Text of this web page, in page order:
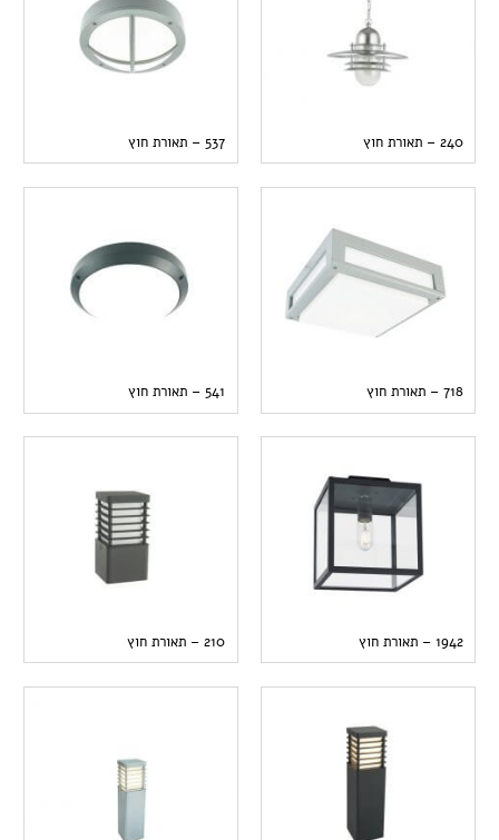
240 – תאורת חוץ 537 – תאורת חוץ
718 – תאורת חוץ 541 – תאורת חוץ
1942 – תאורת חוץ 210 – תאורת חוץ